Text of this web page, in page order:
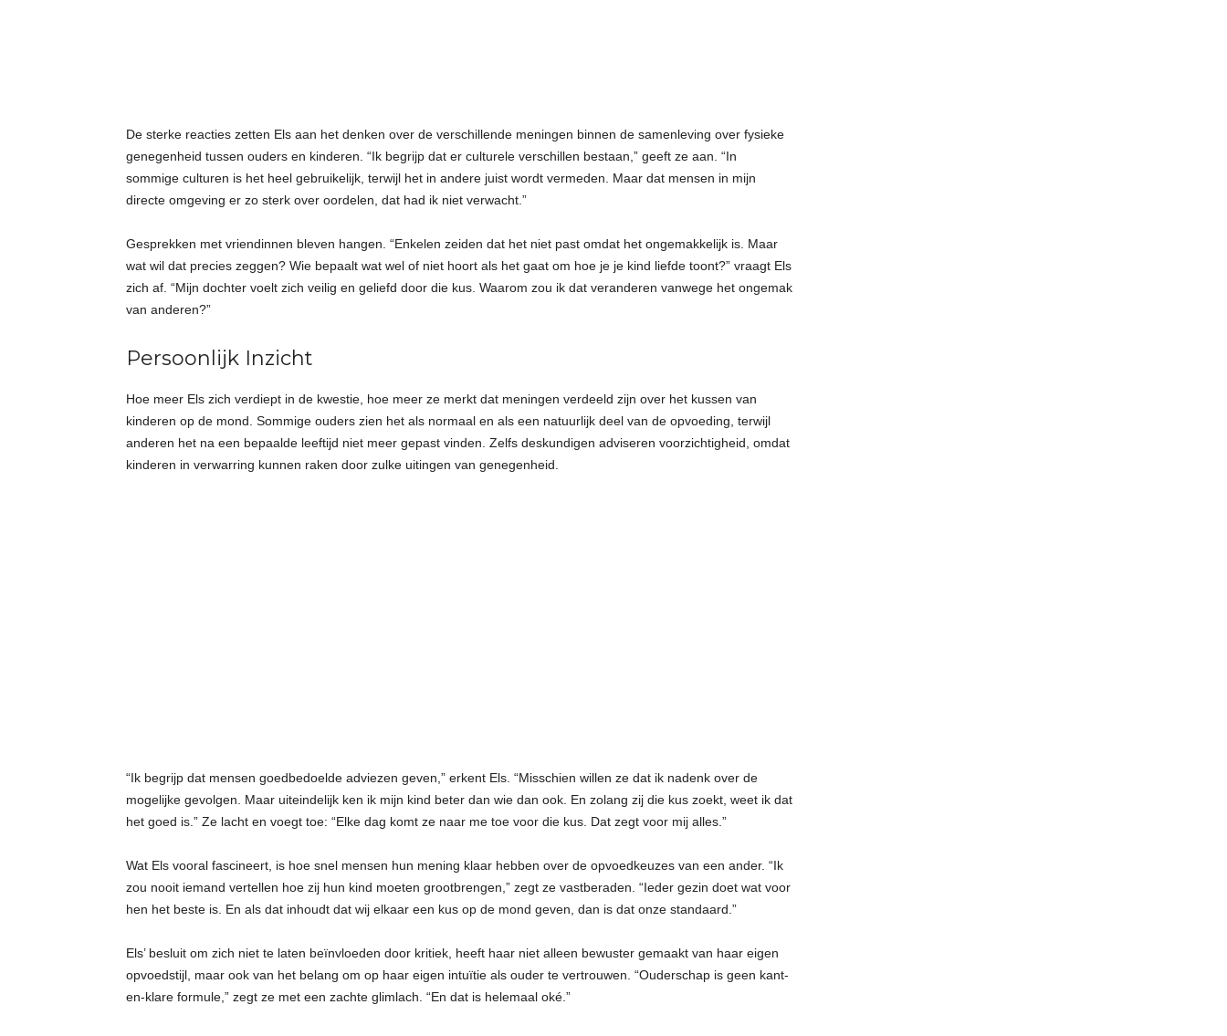
De sterke reacties zetten Els aan het denken over de verschillende meningen binnen de samenleving over fysieke
genegenheid tussen ouders en kinderen. “Ik begrijp dat er culturele verschillen bestaan,” geeft ze aan. “In
sommige culturen is het heel gebruikelijk, terwijl het in andere juist wordt vermeden. Maar dat mensen in mijn
directe omgeving er zo sterk over oordelen, dat had ik niet verwacht.”
Gesprekken met vriendinnen bleven hangen. “Enkelen zeiden dat het niet past omdat het ongemakkelijk is. Maar
wat wil dat precies zeggen? Wie bepaalt wat wel of niet hoort als het gaat om hoe je je kind liefde toont?” vraagt Els
zich af. “Mijn dochter voelt zich veilig en geliefd door die kus. Waarom zou ik dat veranderen vanwege het ongemak
van anderen?”
Persoonlijk Inzicht
Hoe meer Els zich verdiept in de kwestie, hoe meer ze merkt dat meningen verdeeld zijn over het kussen van
kinderen op de mond. Sommige ouders zien het als normaal en als een natuurlijk deel van de opvoeding, terwijl
anderen het na een bepaalde leeftijd niet meer gepast vinden. Zelfs deskundigen adviseren voorzichtigheid, omdat
kinderen in verwarring kunnen raken door zulke uitingen van genegenheid.
“Ik begrijp dat mensen goedbedoelde adviezen geven,” erkent Els. “Misschien willen ze dat ik nadenk over de
mogelijke gevolgen. Maar uiteindelijk ken ik mijn kind beter dan wie dan ook. En zolang zij die kus zoekt, weet ik dat
het goed is.” Ze lacht en voegt toe: “Elke dag komt ze naar me toe voor die kus. Dat zegt voor mij alles.”
Wat Els vooral fascineert, is hoe snel mensen hun mening klaar hebben over de opvoedkeuzes van een ander. “Ik
zou nooit iemand vertellen hoe zij hun kind moeten grootbrengen,” zegt ze vastberaden. “Ieder gezin doet wat voor
hen het beste is. En als dat inhoudt dat wij elkaar een kus op de mond geven, dan is dat onze standaard.”
Els’ besluit om zich niet te laten beïnvloeden door kritiek, heeft haar niet alleen bewuster gemaakt van haar eigen
opvoedstijl, maar ook van het belang om op haar eigen intuïtie als ouder te vertrouwen. “Ouderschap is geen kant-
en-klare formule,” zegt ze met een zachte glimlach. “En dat is helemaal oké.”